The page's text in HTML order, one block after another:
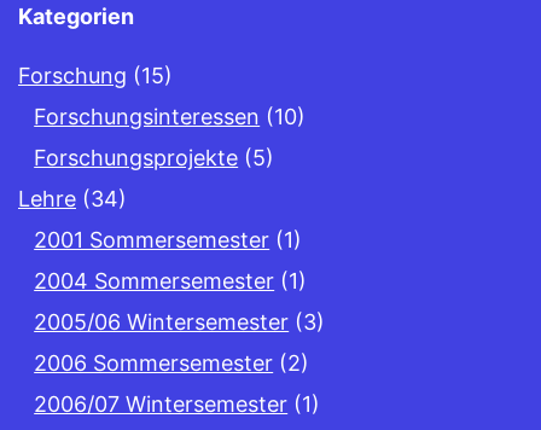
Kategorien
Forschung (15)
Forschungsinteressen (10)
Forschungsprojekte (5)
Lehre (34)
2001 Sommersemester (1)
2004 Sommersemester (1)
2005/06 Wintersemester (3)
2006 Sommersemester (2)
2006/07 Wintersemester (1)